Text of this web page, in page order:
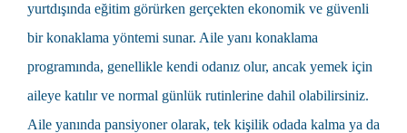
yurtdışında eğitim görürken gerçekten ekonomik ve güvenli
bir konaklama yöntemi sunar. Aile yanı konaklama
programında, genellikle kendi odanız olur, ancak yemek için
aileye katılır ve normal günlük rutinlerine dahil olabilirsiniz.
Aile yanında pansiyoner olarak, tek kişilik odada kalma ya da